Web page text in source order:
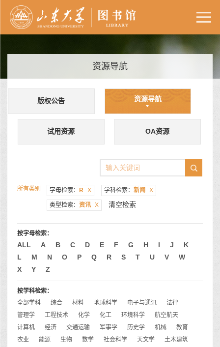
资源导航
版权公告 资源导航
试用资源 OA资源
所有类别 字母检索： R X 学科检索： 新闻 X
类型检索： 资讯 X 清空检索
按字母检索：
ALL A B C D E F G H I J
K
L
M N O P Q R S T U V
W
X
Y Z
按学科检索：
全部学科
综合 材料 地球科学 电子与通讯
法律
管理学
工程技术 化学 化工 环境科学
航空航天
计算机
经济 交通运输 军事学 历史学 机械
教育
农业
能源 生物 数学 社会科学 天文学
土木建筑